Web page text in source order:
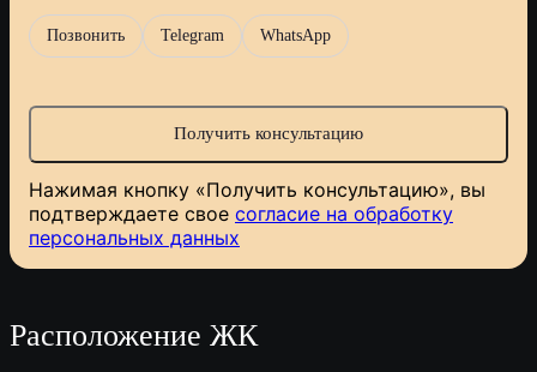
Позвонить Telegram WhatsApp
Нажимая кнопку «Получить консультацию», вы
подтверждаете свое согласие на обработку
персональных данных
Расположение ЖК